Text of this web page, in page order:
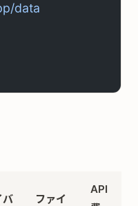
data
バ
ファイ
API